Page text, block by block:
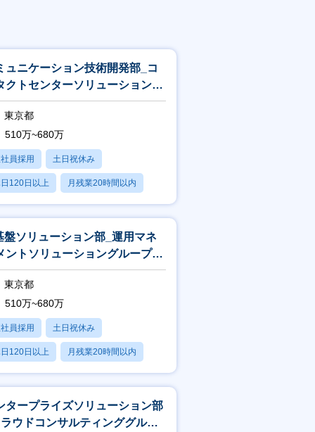
ュニケーション技術開発部_コ
クトセンターソリューショング
プ_エンジニア
東京都
510万~680万
員採用 土日祝休み
120日以上 月残業20時間以内
あり
盤ソリューション部_運用マネ
ントソリューショングループ_
フラエンジニア
東京都
510万~680万
員採用 土日祝休み
120日以上 月残業20時間以内
あり
タープライズソリューション部
ウドコンサルティンググルー